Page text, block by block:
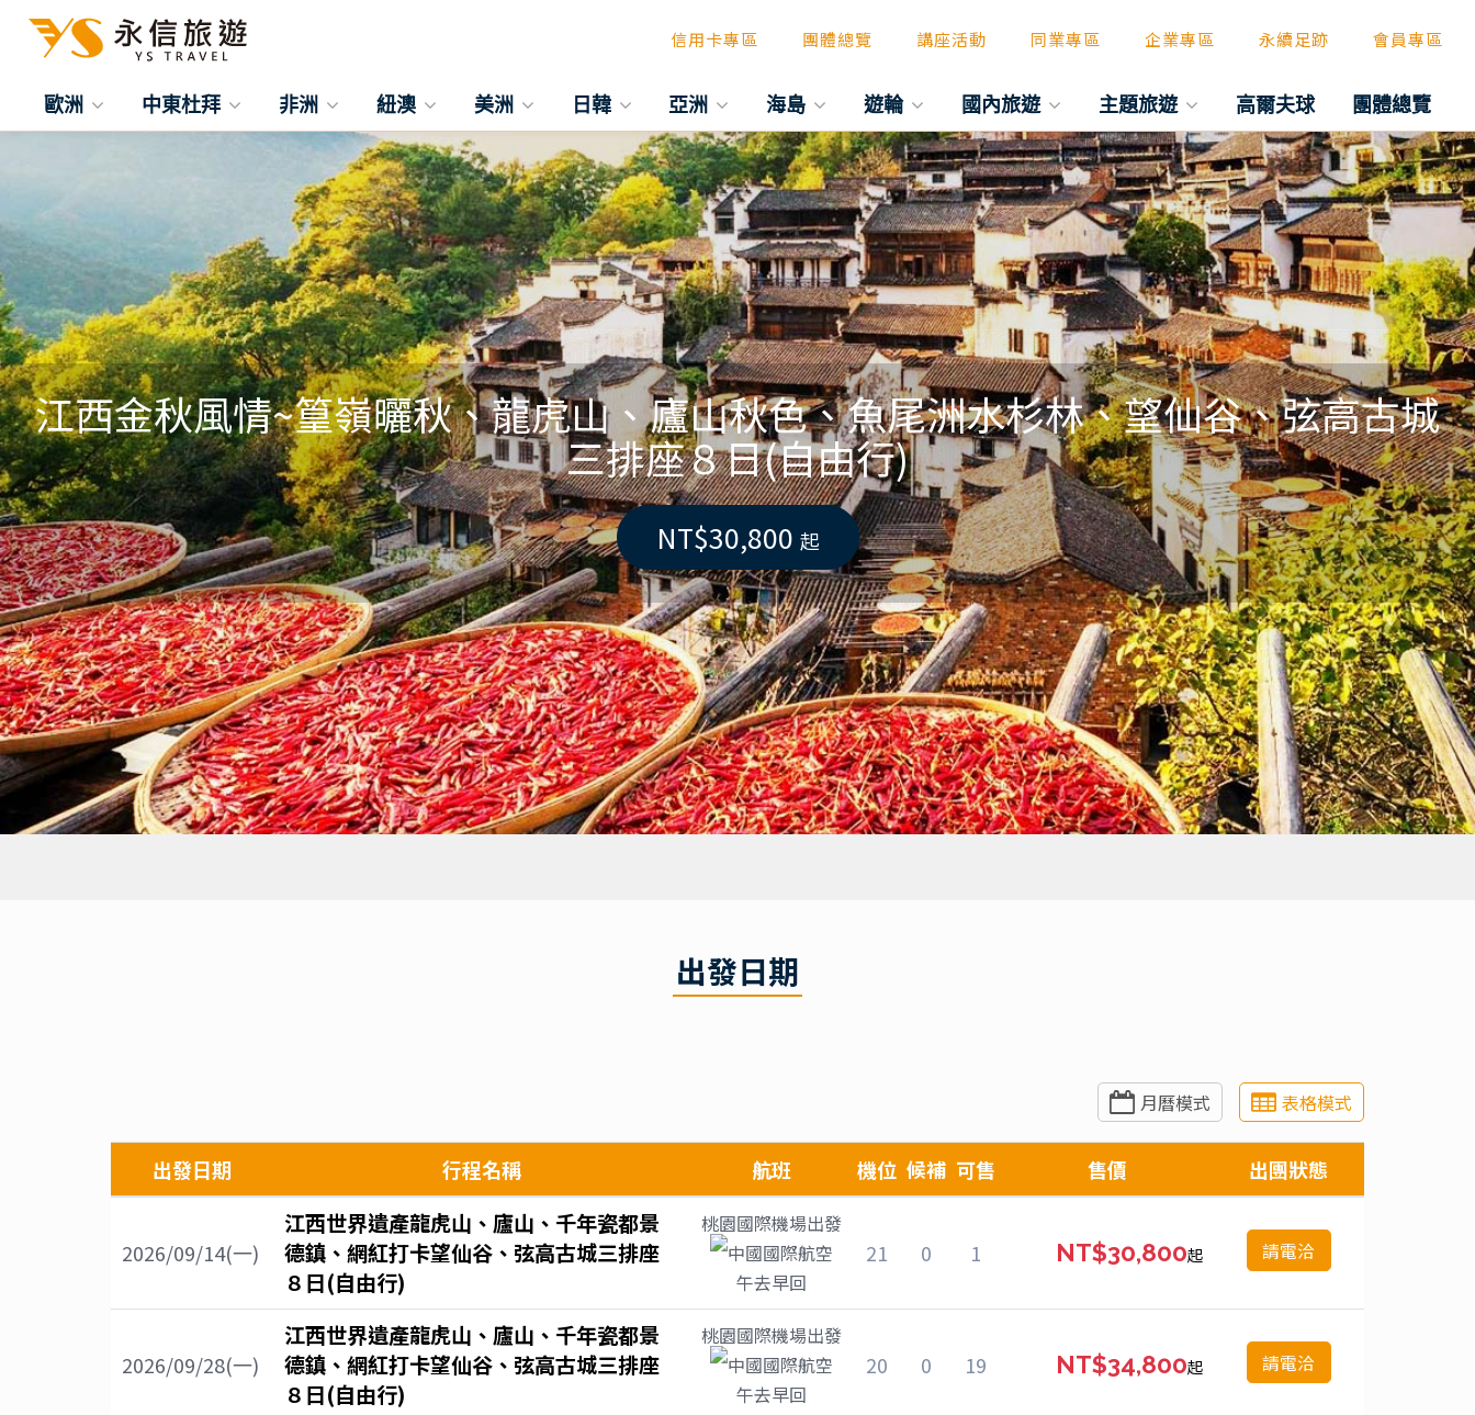
信用卡專區 團體總覽 講座活動 同業專區 企業專區 永續足跡 會員專區
歐洲 中東杜拜 非洲 紐澳 美洲 日韓 亞洲 海島 遊輪 國內旅遊 主題旅遊 高爾夫球 團體總覽
江西金秋風情~篁嶺曬秋、龍虎山、廬山秋色、魚尾洲水杉林、望仙谷、弦高古城
三排座８日(自由行)
NT$30,800 起
出發日期
月曆模式 表格模式
出發日期 行程名稱 航班 機位 候補 可售 售價 出團狀態
2026/09/14(一)
江西世界遺產龍虎山、廬山、千年瓷都景
德鎮、網紅打卡望仙谷、弦高古城三排座
８日(自由行)
桃園國際機場出發
中國國際航空
午去早回
21 0 1 NT$30,800起 請電洽
2026/09/28(一)
江西世界遺產龍虎山、廬山、千年瓷都景
德鎮、網紅打卡望仙谷、弦高古城三排座
８日(自由行)
桃園國際機場出發
中國國際航空
午去早回
20 0 19 NT$34,800起 請電洽